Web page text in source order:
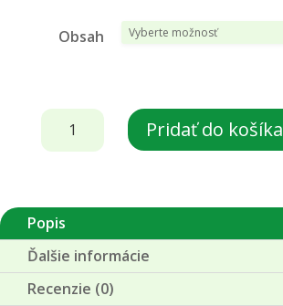
Obsah
množstvo
BEWIT
Pridať do košíka
Popis
Ďalšie informácie
Recenzie (0)